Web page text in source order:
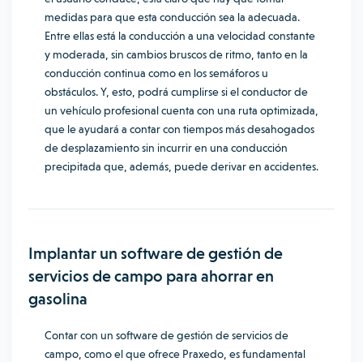
medidas para que esta conducción sea la adecuada.
Entre ellas está la conducción a una velocidad constante
y moderada, sin cambios bruscos de ritmo, tanto en la
conducción continua como en los semáforos u
obstáculos. Y, esto, podrá cumplirse si el conductor de
un vehículo profesional cuenta con una ruta optimizada,
que le ayudará a contar con tiempos más desahogados
de desplazamiento sin incurrir en una conducción
precipitada que, además, puede derivar en accidentes.
Implantar un software de gestión de
servicios de campo para ahorrar en
gasolina
Contar con un software de gestión de servicios de
campo, como el que ofrece Praxedo, es fundamental